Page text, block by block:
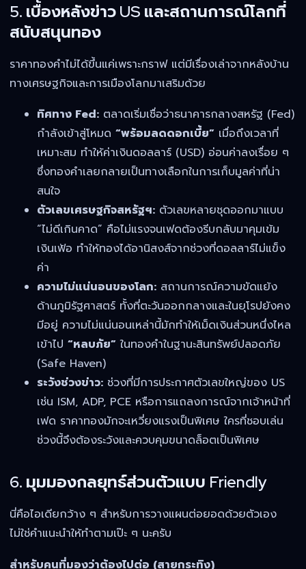
5. เบื้องหลังข่าว US และสถานการณ์โลกที่
สนับสนุนทอง
ราคาทองคำไม่ได้ขึ้นแค่เพราะกราฟ แต่มีเรื่องเล่าจากหลังบ้าน
ทางเศรษฐกิจและการเมืองโลกมาเสริมด้วย
ทิศทาง Fed: ตลาดเริ่มเชื่อว่าธนาคารกลางสหรัฐ (Fed)
กำลังเข้าสู่โหมด “พร้อมลดดอกเบี้ย” เมื่อถึงเวลาที่
เหมาะสม ทำให้ค่าเงินดอลลาร์ (USD) อ่อนค่าลงเรื่อย ๆ
ซึ่งทองคำเลยกลายเป็นทางเลือกในการเก็บมูลค่าที่น่า
สนใจ
ตัวเลขเศรษฐกิจสหรัฐฯ: ตัวเลขหลายชุดออกมาแบบ
“ไม่ดีเกินคาด” คือไม่แรงจนเฟดต้องรีบกลับมาคุมเข้ม
เงินเฟ้อ ทำให้ทองได้อานิสงส์จากช่วงที่ดอลลาร์ไม่แข็ง
ค่า
ความไม่แน่นอนของโลก: สถานการณ์ความขัดแย้ง
ด้านภูมิรัฐศาสตร์ ทั้งที่ตะวันออกกลางและในยุโรปยังคง
มีอยู่ ความไม่แน่นอนเหล่านี้มักทำให้เม็ดเงินส่วนหนึ่งไหล
เข้าไป “หลบภัย” ในทองคำในฐานะสินทรัพย์ปลอดภัย
(Safe Haven)
ระวังช่วงข่าว: ช่วงที่มีการประกาศตัวเลขใหญ่ของ US
เช่น ISM, ADP, PCE หรือการแถลงการณ์จากเจ้าหน้าที่
เฟด ราคาทองมักจะเหวี่ยงแรงเป็นพิเศษ ใครที่ชอบเล่น
ช่วงนี้จึงต้องระวังและควบคุมขนาดล็อตเป็นพิเศษ
6. มุมมองกลยุทธ์ส่วนตัวแบบ Friendly
นี่คือไอเดียกว้าง ๆ สำหรับการวางแผนต่อยอดด้วยตัวเอง
ไม่ใช่คำแนะนำให้ทำตามเป๊ะ ๆ นะครับ
สำหรับคนที่มองว่าต้องไปต่อ (สายกระทิง)